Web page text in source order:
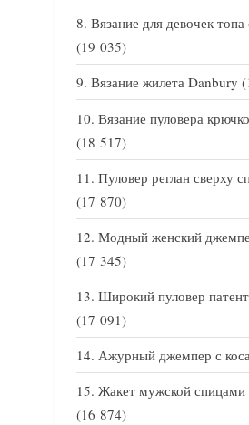
Вязание для девочек
(19 035)
Вязание жилета Danbury
Вязание пуловера
(18 517)
Пуловер реглан сверху
(17 870)
Модный женский
(17 345)
Широкий пуловер
(17 091)
Ажурный джемпер с
Жакет мужской спицами
(16 874)